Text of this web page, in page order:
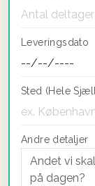
Leveringsdato
Sted (Hele
Andre detaljer